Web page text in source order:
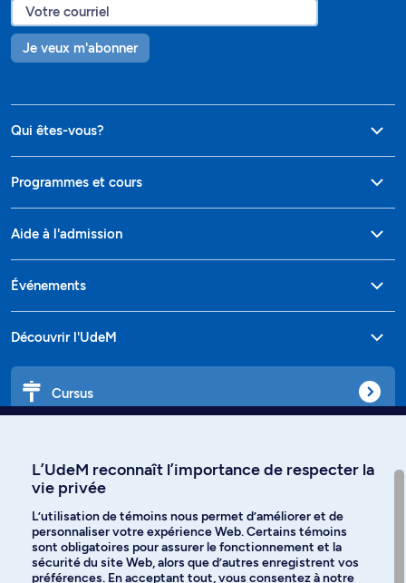
Je veux m'abonner
Qui êtes-vous?
Programmes et cours
Aide à l'admission
Événements
Découvrir l'UdeM
Cursus
Langues
L’UdeM reconnaît l’importance de respecter la
vie privée
L’utilisation de témoins nous permet d’améliorer et de
personnaliser votre expérience Web. Certains témoins
sont obligatoires pour assurer le fonctionnement et la
sécurité du site Web, alors que d’autres enregistrent vos
préférences. En acceptant tout, vous consentez à notre